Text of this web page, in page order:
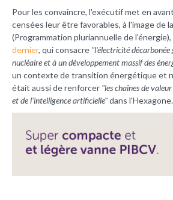
Pour les convaincre, l'exécutif met en
censées leur être favorables, à l'image de
(Programmation pluriannuelle de l'énergie),
dernier, qui consacre "l'électricité
nucléaire et à un développement massif des
un contexte de transition énergétique et
était aussi de renforcer "les chaînes de
et de l'intelligence artificielle"dans l'Hexagone.